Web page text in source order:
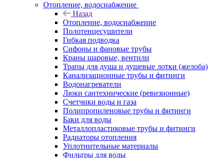
Отопление, водоснабжение
Назад
Отопление, водоснабжение
Полотенцесушители
Гибкая подводка
Сифоны и фановые трубы
Краны шаровые, вентили
Трапы для душа и душевые лотки (желоба)
Канализационные трубы и фитинги
Водонагреватели
Люки сантехнические (ревизионные)
Счетчики воды и газа
Полипропиленовые трубы и фитинги
Баки для воды
Металлопластиковые трубы и фитинги
Радиаторы отопления
Уплотнительные материалы
Фильтры для воды